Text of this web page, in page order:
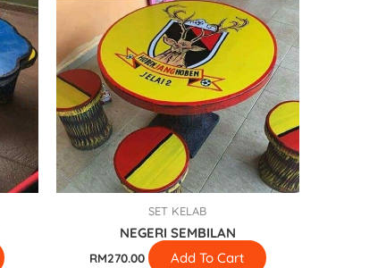
SET KELAB
NEGERI SEMBILAN
RM270.00 Add To Cart